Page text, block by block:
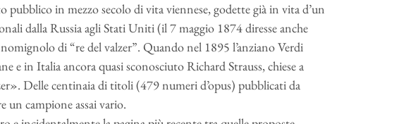
pubblico in mezzo secolo di vita viennese, godette già in vita d’un
dalla Russia agli Stati Uniti (il 7 maggio 1874 diresse anche
di “re del valzer”. Quando nel 1895 l’anziano Verdi
e in Italia ancora quasi sconosciuto Richard Strauss, chiese a
Delle centinaia di titoli (479 numeri d’opus) pubblicati da
un campione assai vario.